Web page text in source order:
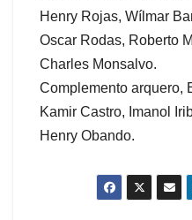
Henry Rojas, Wílmar
Oscar Rodas, Roberto
Charles Monsalvo.
Complemento arquero,
Kamir Castro, Imanol
Henry Obando.